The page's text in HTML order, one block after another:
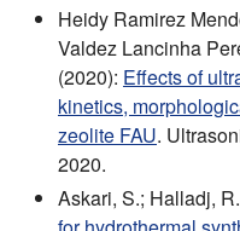
Heidy Ramirez
Valdez Lancinha
(2020): Effects of
kinetics,
zeolite FAU.
2020.
Askari, S.; Halladj,